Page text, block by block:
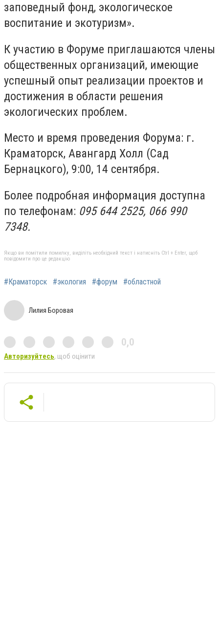
заповедный фонд, экологическое
воспитание и экотуризм».
К участию в Форуме приглашаются члены
общественных организаций, имеющие
успешный опыт реализации проектов и
достижения в области решения
экологических проблем.
Место и время проведения Форума: г.
Краматорск, Авангард Холл (Сад
Бернацкого), 9:00, 14 сентября.
Более подробная информация доступна
по телефонам: 095 644 2525, 066 990
7348.
Якщо ви помітили помилку, виділіть необхідний текст і натисніть Ctrl + Enter, щоб
повідомити про це редакцію
#Краматорск #экология #форум #областной
Лилия Боровая
0,0
Авторизуйтесь, щоб оцінити